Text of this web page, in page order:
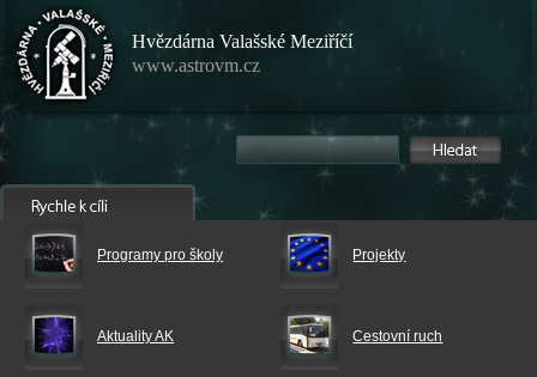
Hvězdárna Valašské Meziříčí
www.astrovm.cz
Programy pro školy Projekty
Aktuality AK Cestovní ruch